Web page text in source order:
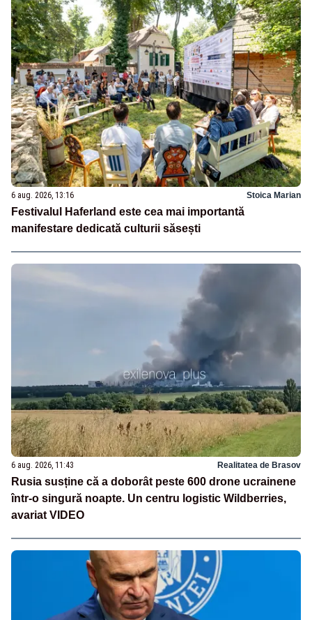
6 aug. 2026, 13:16 Stoica Marian
Festivalul Haferland este cea mai importantă
manifestare dedicată culturii săsești
6 aug. 2026, 11:43 Realitatea de Brasov
Rusia susține că a doborât peste 600 drone ucrainene
într-o singură noapte. Un centru logistic Wildberries,
avariat VIDEO